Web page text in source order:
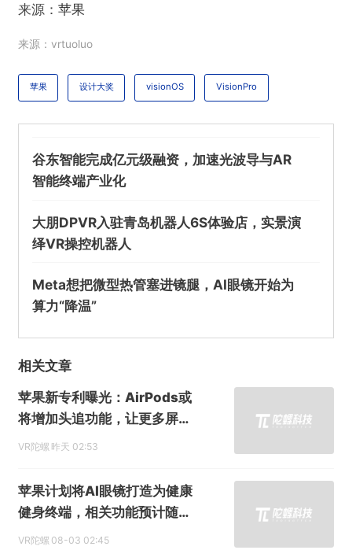
来源： 苹果
来源：vrtuoluo
苹果 设计大奖 visionOS VisionPro
谷东智能完成亿元级融资，加速光波导与AR
智能终端产业化
大朋DPVR入驻青岛机器人6S体验店，实景演
绎VR操控机器人
Meta想把微型热管塞进镜腿，AI眼镜开始为
算力“降温”
相关文章
苹果新专利曝光：AirPods或
将增加头追功能，让更多屏幕
具备空间显示能力
VR陀螺 昨天 02:53
苹果计划将AI眼镜打造为健康
健身终端，相关功能预计随后
续机型落地
VR陀螺 08-03 02:45